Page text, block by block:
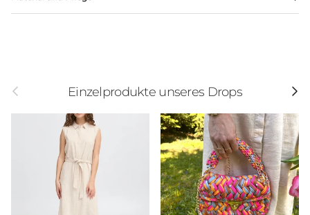
Einzelprodukte unseres Drops